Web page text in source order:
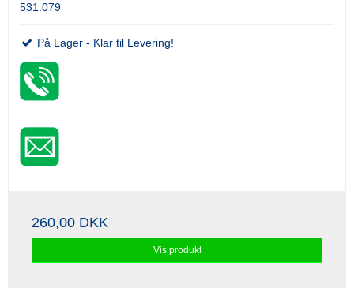
531.079
På Lager - Klar til Levering!
260,00 DKK
Vis produkt